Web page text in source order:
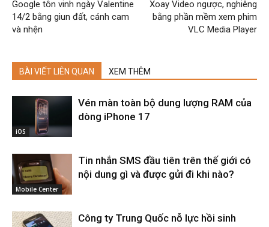
Google tôn vinh ngày Valentine
14/2 bằng giun đất, cánh cam
và nhện
Xoay Video ngược, nghiêng
bằng phần mềm xem phim
VLC Media Player
BÀI VIẾT LIÊN QUAN XEM THÊM
iOS
Vén màn toàn bộ dung lượng RAM của
dòng iPhone 17
Mobile Center
Tin nhắn SMS đầu tiên trên thế giới có
nội dung gì và được gửi đi khi nào?
Công ty Trung Quốc nỗ lực hồi sinh